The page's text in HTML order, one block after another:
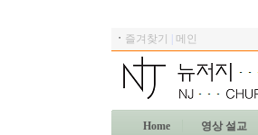
ㆍ 즐겨찾기 메인
Home 영상 설교